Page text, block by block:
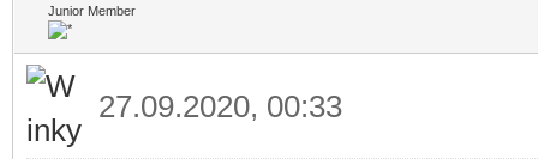
Junior Member
27.09.2020, 00:33